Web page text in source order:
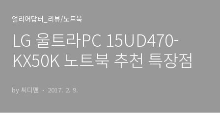
얼리어답터_리뷰/노트북
LG 울트라PC 15UD470-
KX50K 노트북 추천 특장점
by 씨디맨 2017. 2. 9.